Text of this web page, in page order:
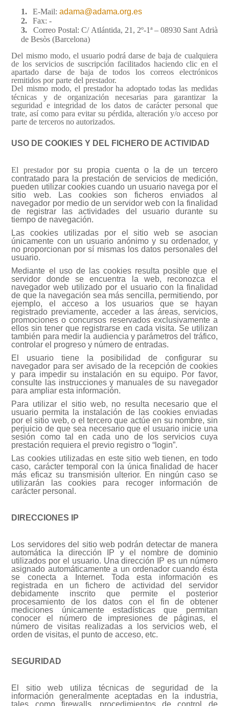
1.
E-Mail:adama@adama.org.es
2.
Fax: -
3.
Correo Postal: C/ Atlántida, 21, 2º-1ª – 08930 Sant Adrià
de Besòs (Barcelona)
Del mismo modo, el usuario podrá darse de baja de cualquiera
de los servicios de suscripción facilitados haciendo clic en el
apartado darse de baja de todos los correos electrónicos
remitidos por parte del prestador.
Del mismo modo, el prestador ha adoptado todas las medidas
técnicas y de organización necesarias para garantizar la
seguridad e integridad de los datos de carácter personal que
trate, así como para evitar su pérdida, alteración y/o acceso por
parte de terceros no autorizados.
USO DE COOKIES Y DEL FICHERO DE ACTIVIDAD
El prestador por su propia cuenta o la de un tercero
contratado para la prestación de servicios de medición,
pueden utilizar cookies cuando un usuario navega por el
sitio web. Las cookies son ficheros enviados al
navegador por medio de un servidor web con la finalidad
de registrar las actividades del usuario durante su
tiempo de navegación.
Las cookies utilizadas por el sitio web se asocian
únicamente con un usuario anónimo y su ordenador, y
no proporcionan por sí mismas los datos personales del
usuario.
Mediante el uso de las cookies resulta posible que el
servidor donde se encuentra la web, reconozca el
navegador web utilizado por el usuario con la finalidad
de que la navegación sea más sencilla, permitiendo, por
ejemplo, el acceso a los usuarios que se hayan
registrado previamente, acceder a las áreas, servicios,
promociones o concursos reservados exclusivamente a
ellos sin tener que registrarse en cada visita. Se utilizan
también para medir la audiencia y parámetros del tráfico,
controlar el progreso y número de entradas.
El usuario tiene la posibilidad de configurar su
navegador para ser avisado de la recepción de cookies
y para impedir su instalación en su equipo. Por favor,
consulte las instrucciones y manuales de su navegador
para ampliar esta información.
Para utilizar el sitio web, no resulta necesario que el
usuario permita la instalación de las cookies enviadas
por el sitio web, o el tercero que actúe en su nombre, sin
perjuicio de que sea necesario que el usuario inicie una
sesión como tal en cada uno de los servicios cuya
prestación requiera el previo registro o “login”.
Las cookies utilizadas en este sitio web tienen, en todo
caso, carácter temporal con la única finalidad de hacer
más eficaz su transmisión ulterior. En ningún caso se
utilizarán las cookies para recoger información de
carácter personal.
DIRECCIONES IP
Los servidores del sitio web podrán detectar de manera
automática la dirección IP y el nombre de dominio
utilizados por el usuario. Una dirección IP es un número
asignado automáticamente a un ordenador cuando ésta
se conecta a Internet. Toda esta información es
registrada en un fichero de actividad del servidor
debidamente inscrito que permite el posterior
procesamiento de los datos con el fin de obtener
mediciones únicamente estadísticas que permitan
conocer el número de impresiones de páginas, el
número de visitas realizadas a los servicios web, el
orden de visitas, el punto de acceso, etc.
SEGURIDAD
El sitio web utiliza técnicas de seguridad de la
información generalmente aceptadas en la industria,
tales como firewalls, procedimientos de control de